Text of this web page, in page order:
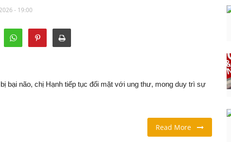
- 19:00
bại não, chị Hạnh tiếp tục đối mặt với ung thư, mong duy trì sự
Read More